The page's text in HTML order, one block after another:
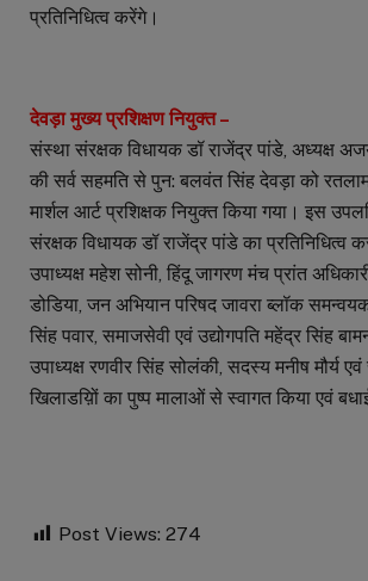
प्रतिनिधित्व करेंगे।
देवड़ा मुख्य प्रशिक्षण नियुक्त –
संस्था संरक्षक विधायक डॉ राजेंद्र पांडे, अध्यक्ष
की सर्व सहमति से पुन: बलवंत सिंह देवड़ा को
मार्शल आर्ट प्रशिक्षक नियुक्त किया गया। इस
संरक्षक विधायक डॉ राजेंद्र पांडे का प्रतिनिधित्व
उपाध्यक्ष महेश सोनी, हिंदू जागरण मंच प्रांत
डोडिया, जन अभियान परिषद जावरा ब्लॉक
सिंह पवार, समाजसेवी एवं उद्योगपति महेंद्र सिंह
उपाध्यक्ष रणवीर सिंह सोलंकी, सदस्य मनीष मौर्य
खिलाडय़िों का पुष्प मालाओं से स्वागत किया एवं
Post Views: 274